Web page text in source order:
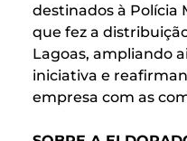
destinados à Polícia
que fez a
Lagoas, ampliando
iniciativa e
empresa com as